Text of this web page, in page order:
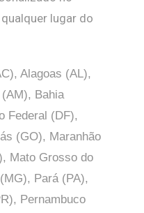
lugar do
Alagoas (AL),
Bahia
Federal (DF),
(GO), Maranhão
Mato Grosso do
Pará (PA),
Pernambuco